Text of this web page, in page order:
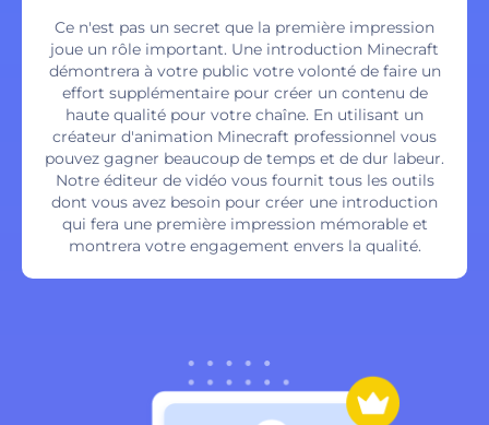
Ce n'est pas un secret que la première impression
joue un rôle important. Une introduction Minecraft
démontrera à votre public votre volonté de faire un
effort supplémentaire pour créer un contenu de
haute qualité pour votre chaîne. En utilisant un
créateur d'animation Minecraft professionnel vous
pouvez gagner beaucoup de temps et de dur labeur.
Notre éditeur de vidéo vous fournit tous les outils
dont vous avez besoin pour créer une introduction
qui fera une première impression mémorable et
montrera votre engagement envers la qualité.